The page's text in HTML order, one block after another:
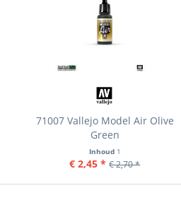
71007 Vallejo Model Air Olive
Green
Inhoud 1
€ 2,45 * € 2,70 *